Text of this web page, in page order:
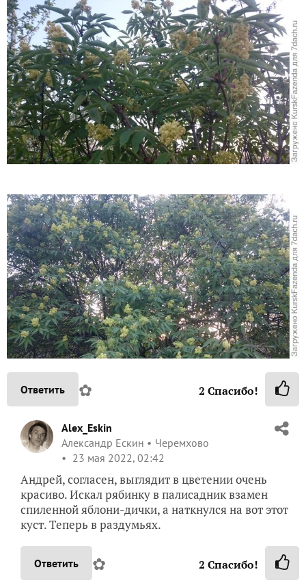
Ответить ✿ 2 Спасибо!
Alex_Eskin
Александр Ескин
Черемхово
23 мая 2022, 02:42
Андрей, согласен, выглядит в цветении очень
красиво. Искал рябинку в палисадник взамен
спиленной яблони-дички, а наткнулся на вот этот
куст. Теперь в раздумьях.
Ответить ✿ 2 Спасибо!